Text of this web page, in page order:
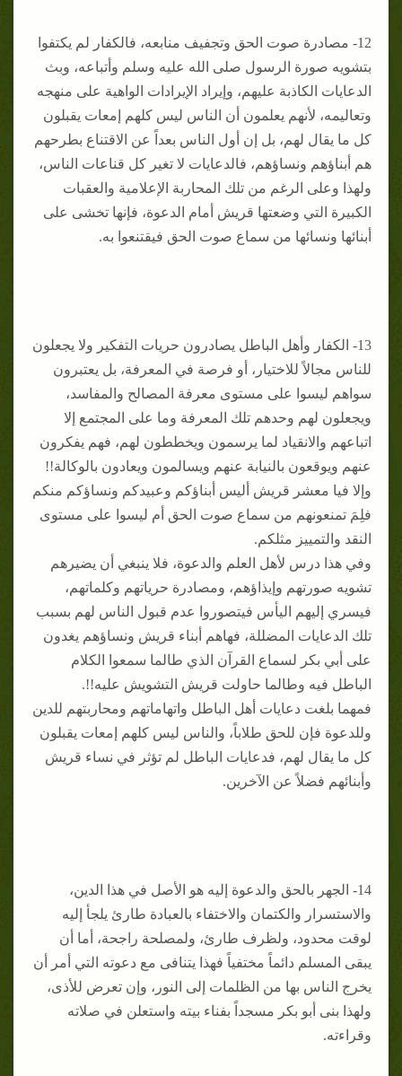
12- مصادرة صوت الحق وتجفيف منابعه، فالكفار لم يكتفوا
بتشويه صورة الرسول صلى الله عليه وسلم وأتباعه، وبث
الدعايات الكاذبة عليهم، وإيراد الإيرادات الواهية على منهجه
وتعاليمه، لأنهم يعلمون أن الناس ليس كلهم إمعات يقبلون
كل ما يقال لهم، بل إن أول الناس بعداً عن الاقتناع بطرحهم
هم أبناؤهم ونساؤهم، فالدعايات لا تغير كل قناعات الناس،
ولهذا وعلى الرغم من تلك المحاربة الإعلامية والعقبات
الكبيرة التي وضعتها قريش أمام الدعوة، فإنها تخشى على
أبنائها ونسائها من سماع صوت الحق فيقتنعوا به.
13- الكفار وأهل الباطل يصادرون حريات التفكير ولا يجعلون
للناس مجالاً للاختيار، أو فرصة في المعرفة، بل يعتبرون
سواهم ليسوا على مستوى معرفة المصالح والمفاسد،
ويجعلون لهم وحدهم تلك المعرفة وما على المجتمع إلا
اتباعهم والانقياد لما يرسمون ويخططون لهم، فهم يفكرون
عنهم ويوقعون بالنيابة عنهم ويسالمون ويعادون بالوكالة!!
وإلا فيا معشر قريش أليس أبناؤكم وعبيدكم ونساؤكم منكم
فلِمَ تمنعونهم من سماع صوت الحق أم ليسوا على مستوى
النقد والتمييز مثلكم.
وفي هذا درس لأهل العلم والدعوة، فلا ينبغي أن يضيرهم
تشويه صورتهم وإيذاؤهم، ومصادرة حرياتهم وكلماتهم،
فيسري إليهم اليأس فيتصوروا عدم قبول الناس لهم بسبب
تلك الدعايات المضللة، فهاهم أبناء قريش ونساؤهم يغدون
على أبي بكر لسماع القرآن الذي طالما سمعوا الكلام
الباطل فيه وطالما حاولت قريش التشويش عليه!!.
فمهما بلغت دعايات أهل الباطل واتهاماتهم ومحاربتهم للدين
وللدعوة فإن للحق طلاباً، والناس ليس كلهم إمعات يقبلون
كل ما يقال لهم، فدعايات الباطل لم تؤثر في نساء قريش
وأبنائهم فضلاً عن الآخرين.
14- الجهر بالحق والدعوة إليه هو الأصل في هذا الدين،
والاستسرار والكتمان والاختفاء بالعبادة طارئ يلجأ إليه
لوقت محدود، ولظرف طارئ، ولمصلحة راجحة، أما أن
يبقى المسلم دائماً مختفياً فهذا يتنافى مع دعوته التي أمر أن
يخرج الناس بها من الظلمات إلى النور، وإن تعرض للأذى،
ولهذا بنى أبو بكر مسجداً بفناء بيته واستعلن في صلاته
وقراءته.